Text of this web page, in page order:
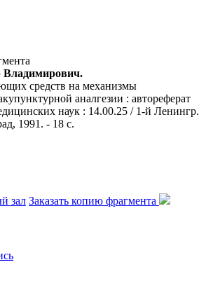
средств на механизмы
аналгезии : автореферат
наук : 14.00.25 / 1-й Ленингр.
1991. - 18 с.
зал Заказать копию фрагмента